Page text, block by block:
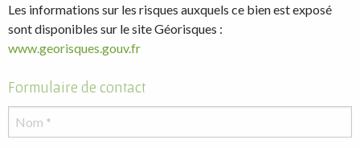
Les informations sur les risques auxquels ce bien est exposé
sont disponibles sur le site Géorisques :
www.georisques.gouv.fr
Formulaire de contact